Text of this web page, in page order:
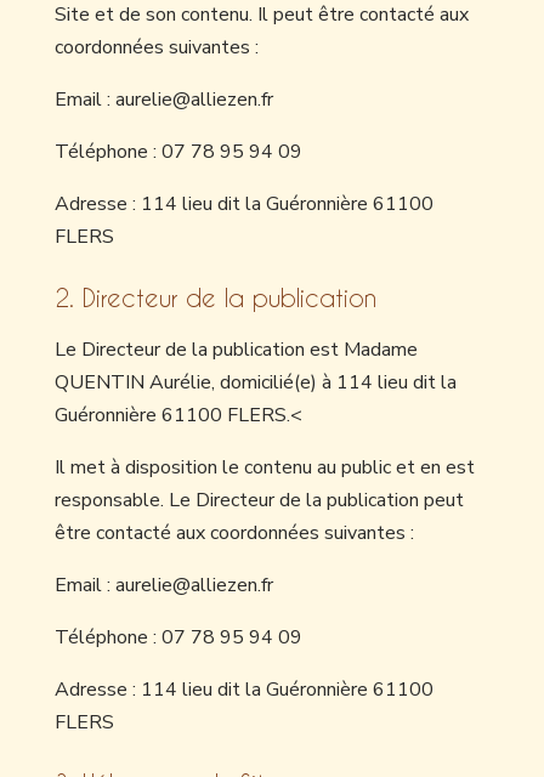
Site et de son contenu. Il peut être contacté aux
coordonnées suivantes :
Email : aurelie@alliezen.fr
Téléphone : 07 78 95 94 09
Adresse : 114 lieu dit la Guéronnière 61100
FLERS
2. Directeur de la publication
Le Directeur de la publication est Madame
QUENTIN Aurélie, domicilié(e) à 114 lieu dit la
Guéronnière 61100 FLERS.<
Il met à disposition le contenu au public et en est
responsable. Le Directeur de la publication peut
être contacté aux coordonnées suivantes :
Email : aurelie@alliezen.fr
Téléphone : 07 78 95 94 09
Adresse : 114 lieu dit la Guéronnière 61100
FLERS